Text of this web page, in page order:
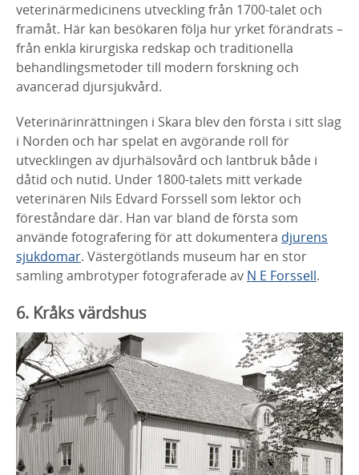
veterinärmedicinens utveckling från 1700-talet och
framåt. Här kan besökaren följa hur yrket förändrats –
från enkla kirurgiska redskap och traditionella
behandlingsmetoder till modern forskning och
avancerad djursjukvård.
Veterinärinrättningen i Skara blev den första i sitt slag
i Norden och har spelat en avgörande roll för
utvecklingen av djurhälsovård och lantbruk både i
dåtid och nutid. Under 1800-talets mitt verkade
veterinären Nils Edvard Forssell som lektor och
föreståndare där. Han var bland de första som
använde fotografering för att dokumentera djurens
sjukdomar. Västergötlands museum har en stor
samlingambrotyperfotograferade av N E Forssell.
6. Kråks värdshus